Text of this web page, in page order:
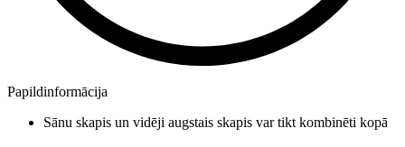
Papildinformācija
Sānu skapis un vidēji augstais skapis var tikt kombinēti kopā